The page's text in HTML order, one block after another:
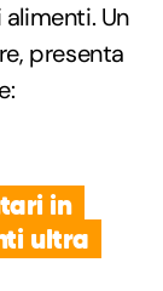
Un
presenta
in
ultra